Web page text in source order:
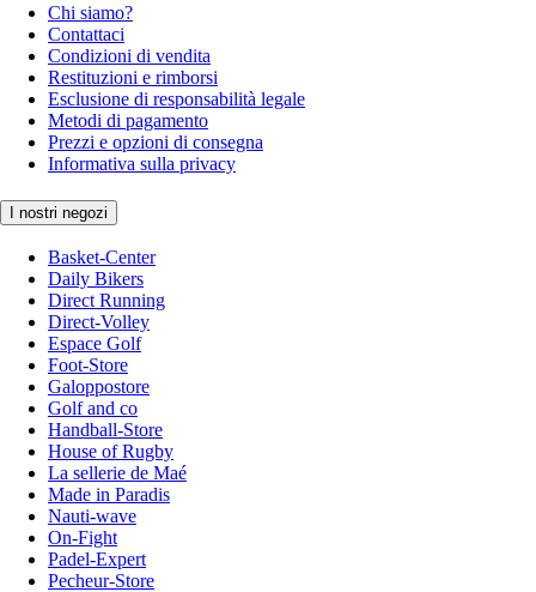
Chi siamo?
Contattaci
Condizioni di vendita
Restituzioni e rimborsi
Esclusione di responsabilità legale
Metodi di pagamento
Prezzi e opzioni di consegna
Informativa sulla privacy
I nostri negozi
Basket-Center
Daily Bikers
Direct Running
Direct-Volley
Espace Golf
Foot-Store
Galoppostore
Golf and co
Handball-Store
House of Rugby
La sellerie de Maé
Made in Paradis
Nauti-wave
On-Fight
Padel-Expert
Pecheur-Store